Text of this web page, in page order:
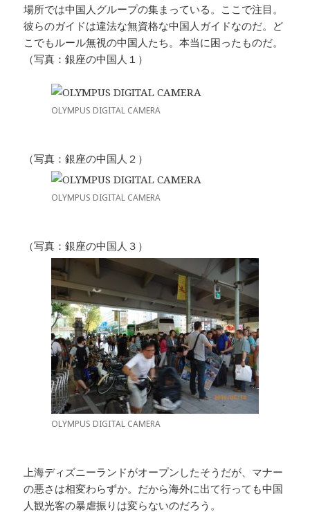
場所では中国人グループの集まっている。ここで注目。
彼らのガイドは違法な無資格な中国人ガイドなのだ。ど
こでもルール無視の中国人たち。本当に困ったものだ。
（写真：銀座の中国人１）
OLYMPUS DIGITAL CAMERA
（写真：銀座の中国人２）
OLYMPUS DIGITAL CAMERA
（写真：銀座の中国人３）
OLYMPUS DIGITAL CAMERA
上海ディズニーランドがオープンしたそうだが、マナー
の悪さは相変わらずか。だから海外に出て行っても中国
人観光客の暴虐振りは変らないのだろう。